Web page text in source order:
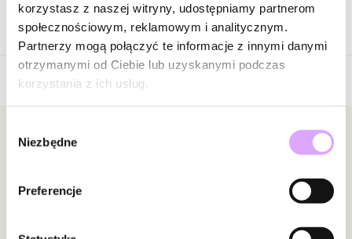
korzystasz z naszej witryny, udostępniamy partnerom
społecznościowym, reklamowym i analitycznym.
Partnerzy mogą połączyć te informacje z innymi danymi
otrzymanymi od Ciebie lub uzyskanymi podczas
korzystania z ich usług.
zgody
Niezbędne
Preferencje
Surowiec: mosiądz.
Kolor surowca: złoty.
Kolor kryształka: zielony.
Rozmiar broszki: 3,00 cm x 4,00 cm.
Rodzaj zapięcia: agrafka.
Opinie
Bądź pierwszą osobą, która podzieli się opinią o tym
Powiadomienie
Newsletter